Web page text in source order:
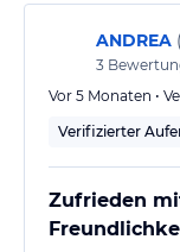
ANDREA (
3
Vor 5 Monaten •
Verifizierter
Zufrieden